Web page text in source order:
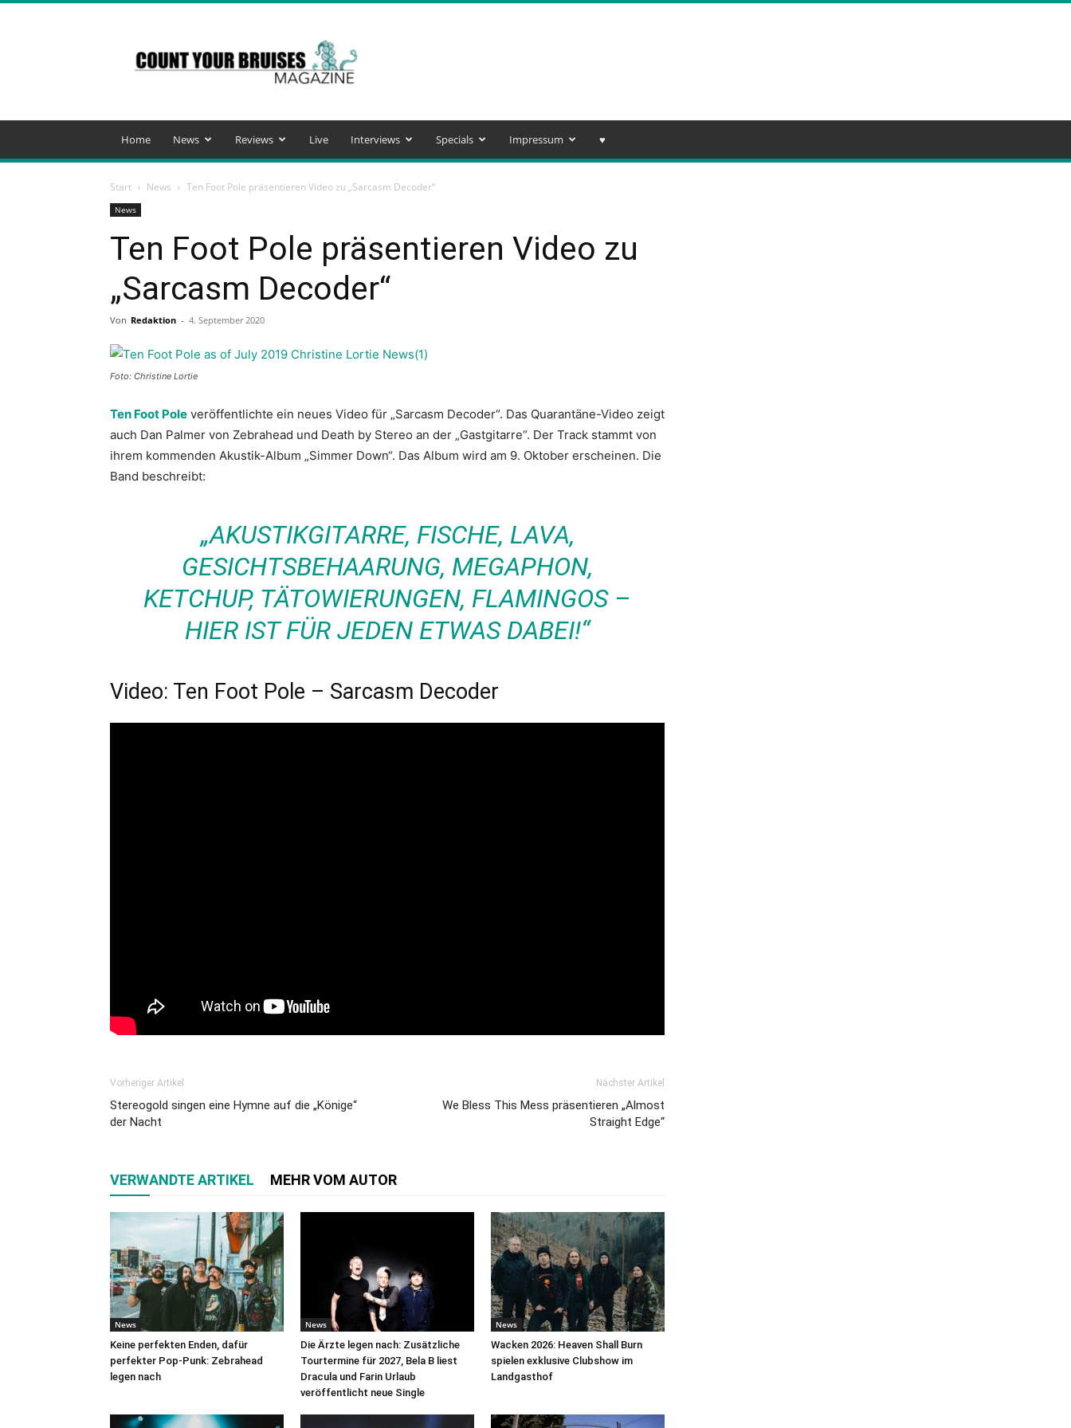
Your
Bruises
Magazine
Home News Reviews Live Interviews Specials Impressum ♥️
Start News Ten Foot Pole präsentieren Video zu „Sarcasm Decoder“
News
Ten Foot Pole präsentieren Video zu
„Sarcasm Decoder“
Von Redaktion - 4. September 2020
Foto: Christine Lortie
Ten Foot Pole veröffentlichte ein neues Video für „Sarcasm Decoder“. Das Quarantäne-Video zeigt
auch Dan Palmer von Zebrahead und Death by Stereo an der „Gastgitarre“. Der Track stammt von
ihrem kommenden Akustik-Album „Simmer Down“. Das Album wird am 9. Oktober erscheinen. Die
Band beschreibt:
„AKUSTIKGITARRE, FISCHE, LAVA,
GESICHTSBEHAARUNG, MEGAPHON,
KETCHUP, TÄTOWIERUNGEN, FLAMINGOS –
HIER IST FÜR JEDEN ETWAS DABEI!“
Video: Ten Foot Pole – Sarcasm Decoder
Vorheriger Artikel
Stereogold singen eine Hymne auf die „Könige“
der Nacht
Nächster Artikel
We Bless This Mess präsentieren „Almost
Straight Edge“
VERWANDTE ARTIKEL MEHR VOM AUTOR
News
Keine perfekten Enden, dafür
perfekter Pop-Punk: Zebrahead
legen nach
News
Die Ärzte legen nach: Zusätzliche
Tourtermine für 2027, Bela B liest
Dracula und Farin Urlaub
veröffentlicht neue Single
News
Wacken 2026: Heaven Shall Burn
spielen exklusive Clubshow im
Landgasthof